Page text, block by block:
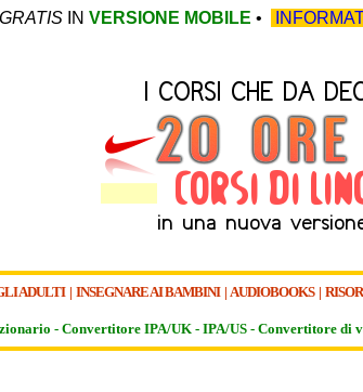
IN VERSIONE MOBILE •
ADULTI | INSEGNARE AI BAMBINI| AUDIOBOOKS|
- Convertitore IPA/UK - IPA/US - Convertitore di